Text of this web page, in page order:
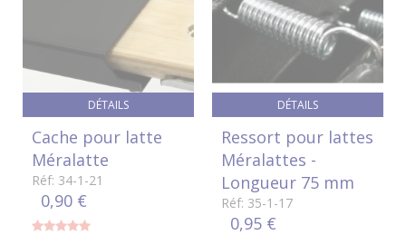
DÉTAILS
Cache pour latte
Méralatte
Réf: 34-1-21
0,90 €
DÉTAILS
Ressort pour lattes
Méralattes -
Longueur 75 mm
Réf: 35-1-17
0,95 €